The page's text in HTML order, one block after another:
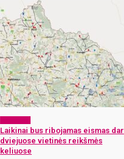
Laikinai bus ribojamas eismas dar
dviejuose vietinės reikšmės
keliuose